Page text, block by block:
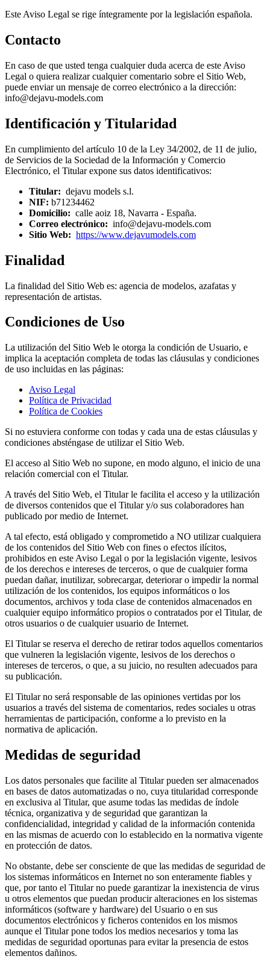
Este Aviso Legal se rige íntegramente por la legislación española.
Contacto
En caso de que usted tenga cualquier duda acerca de este Aviso
Legal o quiera realizar cualquier comentario sobre el Sitio Web,
puede enviar un mensaje de correo electrónico a la dirección:
info@dejavu-models.com
Identificación y Titularidad
En cumplimiento del artículo 10 de la Ley 34/2002, de 11 de julio,
de Servicios de la Sociedad de la Información y Comercio
Electrónico, el Titular expone sus datos identificativos:
Titular: dejavu models s.l.
NIF: b71234462
Domicilio: calle aoiz 18, Navarra - España.
Correo electrónico: info@dejavu-models.com
Sitio Web: https://www.dejavumodels.com
Finalidad
La finalidad del Sitio Web es: agencia de modelos, azafatas y
representación de artistas.
Condiciones de Uso
La utilización del Sitio Web le otorga la condición de Usuario, e
implica la aceptación completa de todas las cláusulas y condiciones
de uso incluidas en las páginas:
Aviso Legal
Política de Privacidad
Política de Cookies
Si no estuviera conforme con todas y cada una de estas cláusulas y
condiciones absténgase de utilizar el Sitio Web.
El acceso al Sitio Web no supone, en modo alguno, el inicio de una
relación comercial con el Titular.
A través del Sitio Web, el Titular le facilita el acceso y la utilización
de diversos contenidos que el Titular y/o sus colaboradores han
publicado por medio de Internet.
A tal efecto, está obligado y comprometido a NO utilizar cualquiera
de los contenidos del Sitio Web con fines o efectos ilícitos,
prohibidos en este Aviso Legal o por la legislación vigente, lesivos
de los derechos e intereses de terceros, o que de cualquier forma
puedan dañar, inutilizar, sobrecargar, deteriorar o impedir la normal
utilización de los contenidos, los equipos informáticos o los
documentos, archivos y toda clase de contenidos almacenados en
cualquier equipo informático propios o contratados por el Titular, de
otros usuarios o de cualquier usuario de Internet.
El Titular se reserva el derecho de retirar todos aquellos comentarios
que vulneren la legislación vigente, lesivos de los derechos o
intereses de terceros, o que, a su juicio, no resulten adecuados para
su publicación.
El Titular no será responsable de las opiniones vertidas por los
usuarios a través del sistema de comentarios, redes sociales u otras
herramientas de participación, conforme a lo previsto en la
normativa de aplicación.
Medidas de seguridad
Los datos personales que facilite al Titular pueden ser almacenados
en bases de datos automatizadas o no, cuya titularidad corresponde
en exclusiva al Titular, que asume todas las medidas de índole
técnica, organizativa y de seguridad que garantizan la
confidencialidad, integridad y calidad de la información contenida
en las mismas de acuerdo con lo establecido en la normativa vigente
en protección de datos.
No obstante, debe ser consciente de que las medidas de seguridad de
los sistemas informáticos en Internet no son enteramente fiables y
que, por tanto el Titular no puede garantizar la inexistencia de virus
u otros elementos que puedan producir alteraciones en los sistemas
informáticos (software y hardware) del Usuario o en sus
documentos electrónicos y ficheros contenidos en los mismos
aunque el Titular pone todos los medios necesarios y toma las
medidas de seguridad oportunas para evitar la presencia de estos
elementos dañinos.